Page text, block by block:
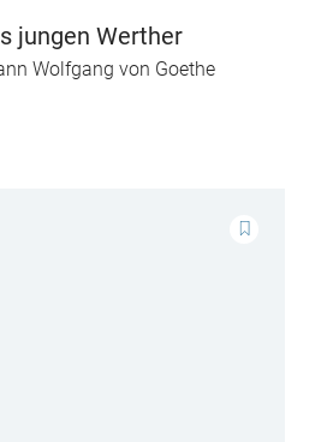
jungen Werther
Wolfgang von Goethe